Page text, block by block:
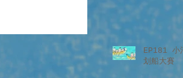
EP181 小
划船大賽